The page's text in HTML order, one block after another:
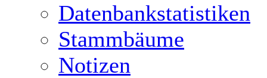
Datenbankstatistiken
Stammbäume
Notizen